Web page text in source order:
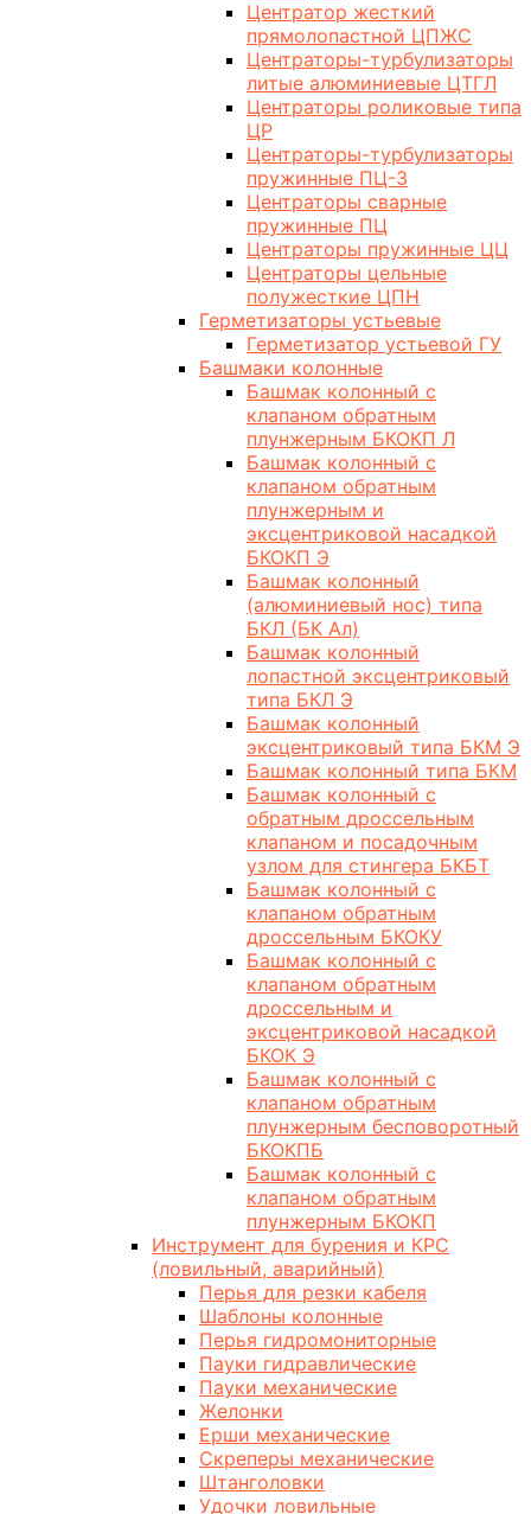
Центратор жесткий
прямолопастной ЦПЖС
Центраторы-турбулизаторы
литые алюминиевые ЦТГЛ
Центраторы роликовые типа
ЦР
Центраторы-турбулизаторы
пружинные ПЦ-3
Центраторы сварные
пружинные ПЦ
Центраторы пружинные ЦЦ
Центраторы цельные
полужесткие ЦПН
Герметизаторы устьевые
Герметизатор устьевой ГУ
Башмаки колонные
Башмак колонный с
клапаном обратным
плунжерным БКОКП Л
Башмак колонный с
клапаном обратным
плунжерным и
эксцентриковой насадкой
БКОКП Э
Башмак колонный
(алюминиевый нос) типа
БКЛ (БК Ал)
Башмак колонный
лопастной эксцентриковый
типа БКЛ Э
Башмак колонный
эксцентриковый типа БКМ Э
Башмак колонный типа БКМ
Башмак колонный с
обратным дроссельным
клапаном и посадочным
узлом для стингера БКБТ
Башмак колонный с
клапаном обратным
дроссельным БКОКУ
Башмак колонный с
клапаном обратным
дроссельным и
эксцентриковой насадкой
БКОК Э
Башмак колонный с
клапаном обратным
плунжерным бесповоротный
БКОКПБ
Башмак колонный с
клапаном обратным
плунжерным БКОКП
Инструмент для бурения и КРС
(ловильный, аварийный)
Перья для резки кабеля
Шаблоны колонные
Перья гидромониторные
Пауки гидравлические
Пауки механические
Желонки
Ерши механические
Скреперы механические
Штанголовки
Удочки ловильные